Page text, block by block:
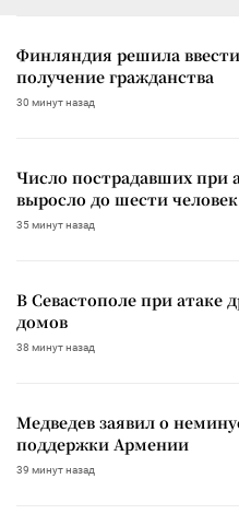
Финляндия решила
получение гражданства
30 минут назад
Число пострадавших при
выросло до шести человек
35 минут назад
В Севастополе при атаке
домов
38 минут назад
Медведев заявил о
поддержки Армении
39 минут назад